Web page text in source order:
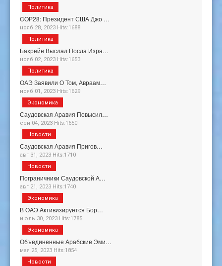
COP28: Президент США Джо …
нояб 28, 2023 Hits:1688
Политика
Бахрейн Выслал Посла Изра…
нояб 02, 2023 Hits:1653
Политика
ОАЭ Заявили О Том, Авраам…
нояб 01, 2023 Hits:1629
Политика
Саудовская Аравия Повысил…
сен 04, 2023 Hits:1650
Экономика
Саудовская Аравия Пригов…
авг 31, 2023 Hits:1710
Новости
Пограничники Саудовской А…
авг 21, 2023 Hits:1740
Новости
В ОАЭ Активизируется Бор…
июль 30, 2023 Hits:1785
Экономика
Объединенные Арабские Эми…
мая 25, 2023 Hits:1854
Экономика
Новости